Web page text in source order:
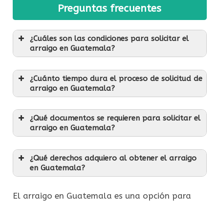
Preguntas frecuentes
¿Cuáles son las condiciones para solicitar el
arraigo en Guatemala?
¿Cuánto tiempo dura el proceso de solicitud de
arraigo en Guatemala?
¿Qué documentos se requieren para solicitar el
arraigo en Guatemala?
¿Qué derechos adquiero al obtener el arraigo
en Guatemala?
El arraigo en Guatemala es una opción para